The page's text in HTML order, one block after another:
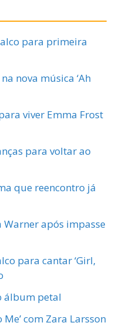
para primeira
nova música ‘Ah
viver Emma Frost
para voltar ao
que reencontro já
após impasse
para cantar ‘Girl,
álbum petal
com Zara Larsson